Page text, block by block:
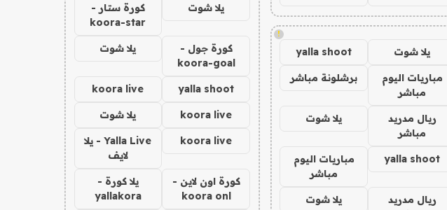
!
يلا شوت yalla shoot
مباريات اليوم
مباشر
برشلونة مباشر
ريال مدريد
مباشر
يلا شوت
yalla shoot
مباريات اليوم
مباشر
ريال مدريد
يلا شوت
يلا شوت
كورة ستار -
koora-star
كورة جول -
koora-goal
يلا شوت
yalla shoot
koora live
koora live يلا شوت
koora live
Yalla Live - يلا
لايف
كورة اون لاين -
koora onl
يلا كورة -
yallakora